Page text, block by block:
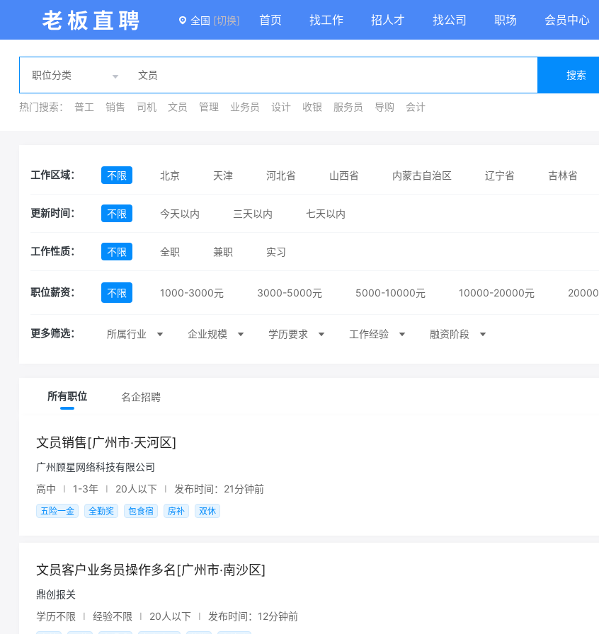
全国 [切换] 首页 找工作 招人才 找公司 职场 会员中心
搜索
热门搜索： 普工 销售 司机 文员 管理 业务员 设计 收银 服务员 导购 会计
工作区域： 不限 北京 天津 河北省 山西省 内蒙古自治区 辽宁省 吉林省
安徽省 福建省 江西省 山东省
贵州省 云南省 西藏自治区
澳门特别行政区
更新时间： 不限 今天以内 三天以内 七天以内
工作性质： 不限 全职 兼职 实习
职位薪资： 不限 1000-3000元 3000-5000元 5000-10000元 10000-20000元
更多筛选： 所属行业 企业规模 学历要求 工作经验 融资阶段
所有职位 名企招聘
文员销售[广州市·天河区]
广州顾星网络科技有限公司
高中
I 1-3年 I 20人以下 I 发布时间：21分钟前
五险一金 全勤奖 包食宿 房补 双休
文员客户业务员操作多名[广州市·南沙区]
鼎创报关
学历不限
I 经验不限 I 20人以下 I 发布时间：12分钟前